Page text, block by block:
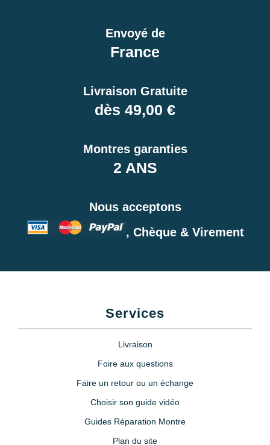
Envoyé de
France
Livraison Gratuite
dès 49,00 €
Montres garanties
2 ANS
Nous acceptons
, Chèque & Virement
Services
Livraison
Foire aux questions
Faire un retour ou un échange
Choisir son guide vidéo
Guides Réparation Montre
Plan du site